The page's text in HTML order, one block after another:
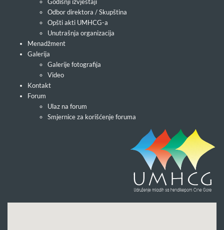
Godišnji izvještaji
Odbor direktora / Skupština
Opšti akti UMHCG-a
Unutrašnja organizacija
Menadžment
Galerija
Galerije fotografija
Video
Kontakt
Forum
Ulaz na forum
Smjernice za korišćenje foruma